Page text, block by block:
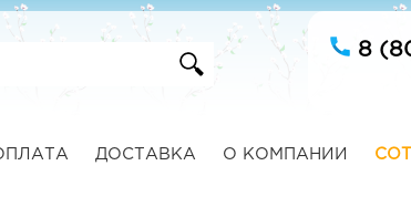
8
ДОСТАВКА О КОМПАНИИ